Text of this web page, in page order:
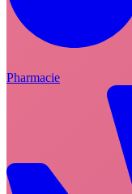
Pharmacie